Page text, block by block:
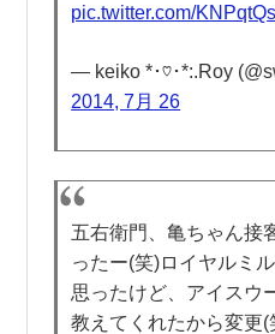
pic.twitter.com/
— keiko *･♡･*:.Roy
2014, 7月 26
五右衛門、亀ちゃん接
ったー(笑)ロイヤルミ
思ったけど、アイスウ
教えてくれたから変更